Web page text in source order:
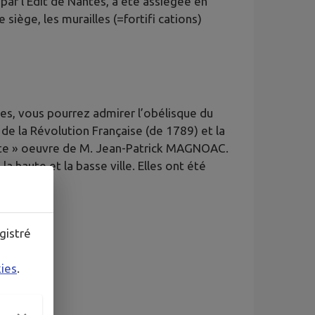
siège, les murailles (=fortifi cations)
vous pourrez admirer l’obélisque du
la Révolution Française (de 1789) et la
» oeuvre de M. Jean-Patrick MAGNOAC.
haute et la basse ville. Elles ont été
: